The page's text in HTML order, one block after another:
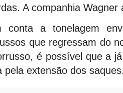
A companhia
conta a tonelagem
que regressam do
é possível que a
pela extensão dos